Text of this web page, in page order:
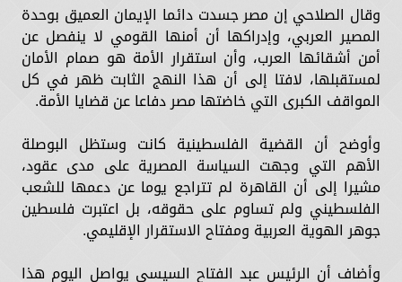
وقال الصلاحي إن مصر جسدت دائما الإيمان العميق بوحدة
المصير العربي، وإدراكها أن أمنها القومي لا ينفصل عن
أمن أشقائها العرب، وأن استقرار الأمة هو صمام الأمان
لمستقبلها، لافتا إلى أن هذا النهج الثابت ظهر في كل
المواقف الكبرى التي خاضتها مصر دفاعا عن قضايا الأمة.
وأوضح أن القضية الفلسطينية كانت وستظل البوصلة
الأهم التي وجهت السياسة المصرية على مدى عقود،
مشيرا إلى أن القاهرة لم تتراجع يوما عن دعمها للشعب
الفلسطيني ولم تساوم على حقوقه، بل اعتبرت فلسطين
جوهر الهوية العربية ومفتاح الاستقرار الإقليمي.
وأضاف أن الرئيس عبد الفتاح السيسي يواصل اليوم هذا